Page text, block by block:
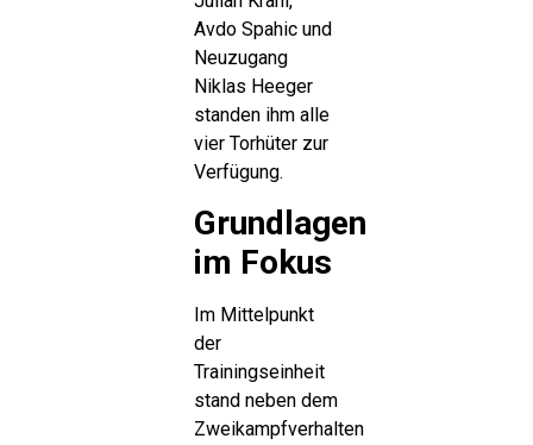
Avdo Spahic und
Neuzugang
Niklas Heeger
standen ihm alle
vier Torhüter zur
Verfügung.
Grundlagen
im Fokus
Im Mittelpunkt
der
Trainingseinheit
stand neben dem
Zweikampfverhalten